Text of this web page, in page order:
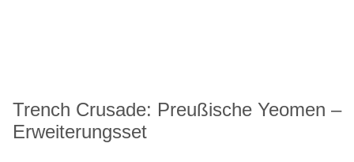
Trench Crusade: Preußische Yeomen –
Erweiterungsset